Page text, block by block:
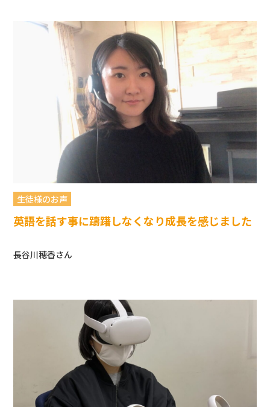
生徒様のお声
英語を話す事に躊躇しなくなり成長を感じました
長谷川穂香さん